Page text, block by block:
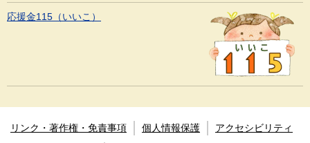
応援金115（いいこ）
リンク・著作権・免責事項 個人情報保護
アクセシビリティ